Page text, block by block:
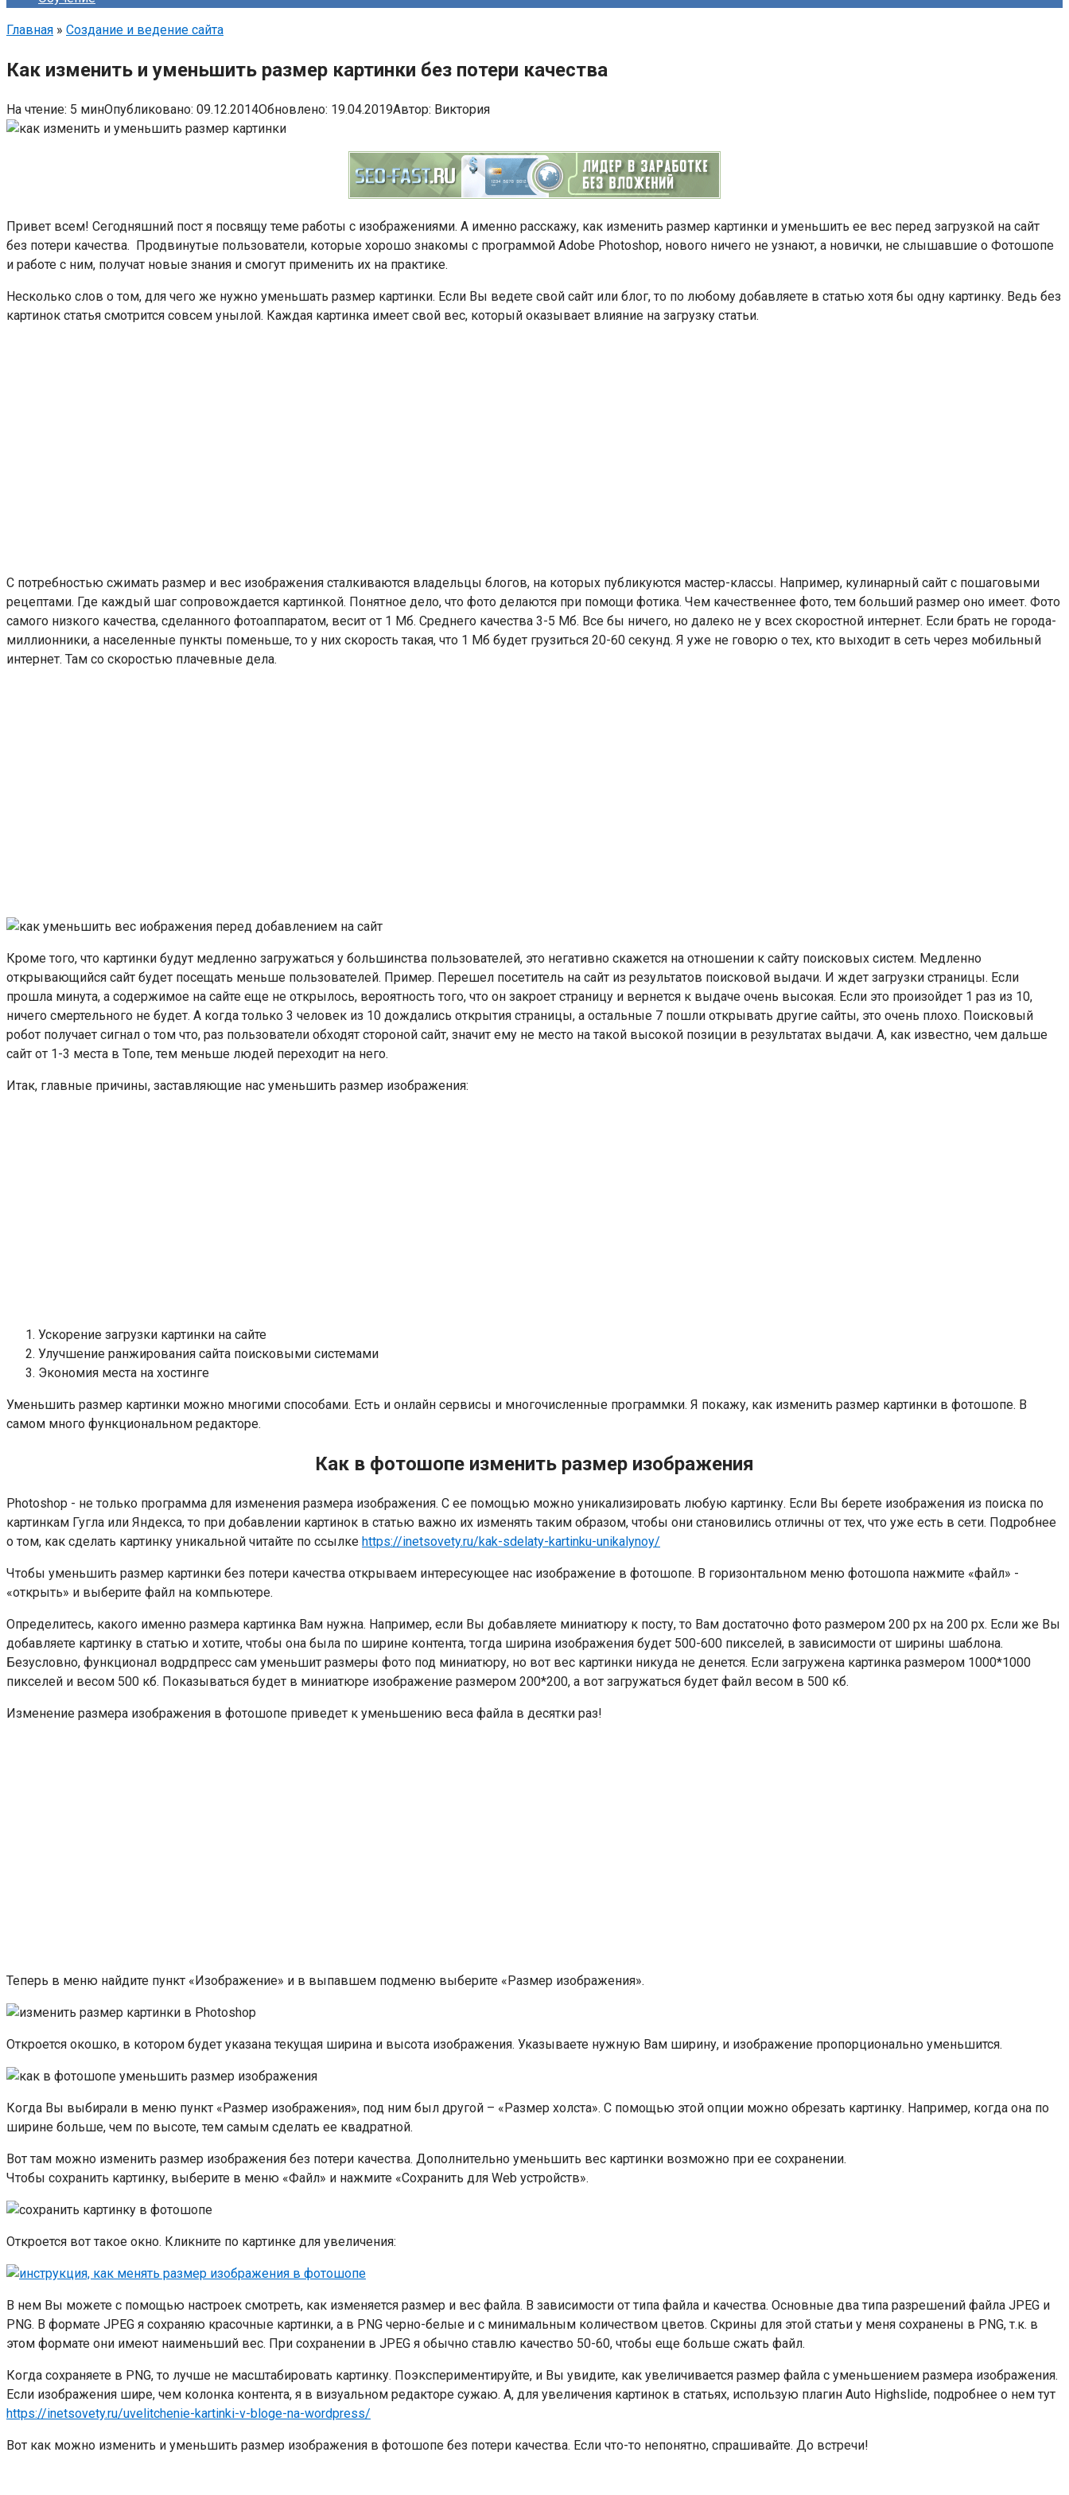
Главная » Создание и ведение сайта
Как изменить и уменьшить размер картинки без потери качества
На чтение: 5 минОпубликовано: 09.12.2014Обновлено: 19.04.2019Автор: Виктория
Привет всем! Сегодняшний пост я посвящу теме работы с изображениями. А именно расскажу, как изменить размер картинки и уменьшить ее вес перед загрузкой на сайт
без потери качества. Продвинутые пользователи, которые хорошо знакомы с программой Adobe Photoshop, нового ничего не узнают, а новички, не слышавшие о Фотошопе
и работе с ним, получат новые знания и смогут применить их на практике.
Несколько слов о том, для чего же нужно уменьшать размер картинки. Если Вы ведете свой сайт или блог, то по любому добавляете в статью хотя бы одну картинку. Ведь без
картинок статья смотрится совсем унылой. Каждая картинка имеет свой вес, который оказывает влияние на загрузку статьи.
С потребностью сжимать размер и вес изображения сталкиваются владельцы блогов, на которых публикуются мастер-классы. Например, кулинарный сайт с пошаговыми
рецептами. Где каждый шаг сопровождается картинкой. Понятное дело, что фото делаются при помощи фотика. Чем качественнее фото, тем больший размер оно имеет. Фото
самого низкого качества, сделанного фотоаппаратом, весит от 1 Мб. Среднего качества 3-5 Мб. Все бы ничего, но далеко не у всех скоростной интернет. Если брать не города-
миллионники, а населенные пункты поменьше, то у них скорость такая, что 1 Мб будет грузиться 20-60 секунд. Я уже не говорю о тех, кто выходит в сеть через мобильный
интернет. Там со скоростью плачевные дела.
Кроме того, что картинки будут медленно загружаться у большинства пользователей, это негативно скажется на отношении к сайту поисковых систем. Медленно
открывающийся сайт будет посещать меньше пользователей. Пример. Перешел посетитель на сайт из результатов поисковой выдачи. И ждет загрузки страницы. Если
прошла минута, а содержимое на сайте еще не открылось, вероятность того, что он закроет страницу и вернется к выдаче очень высокая. Если это произойдет 1 раз из 10,
ничего смертельного не будет. А когда только 3 человек из 10 дождались открытия страницы, а остальные 7 пошли открывать другие сайты, это очень плохо. Поисковый
робот получает сигнал о том что, раз пользователи обходят стороной сайт, значит ему не место на такой высокой позиции в результатах выдачи. А, как известно, чем дальше
сайт от 1-3 места в Топе, тем меньше людей переходит на него.
Итак, главные причины, заставляющие нас уменьшить размер изображения:
Ускорение загрузки картинки на сайте
Улучшение ранжирования сайта поисковыми системами
Экономия места на хостинге
Уменьшить размер картинки можно многими способами. Есть и онлайн сервисы и многочисленные программки. Я покажу, как изменить размер картинки в фотошопе. В
самом много функциональном редакторе.
Как в фотошопе изменить размер изображения
Photoshop - не только программа для изменения размера изображения. С ее помощью можно уникализировать любую картинку. Если Вы берете изображения из поиска по
картинкам Гугла или Яндекса, то при добавлении картинок в статью важно их изменять таким образом, чтобы они становились отличны от тех, что уже есть в сети. Подробнее
о том, как сделать картинку уникальной читайте по ссылке https://inetsovety.ru/kak-sdelaty-kartinku-unikalynoy/
Чтобы уменьшить размер картинки без потери качества открываем интересующее нас изображение в фотошопе. В горизонтальном меню фотошопа нажмите «файл» -
«открыть» и выберите файл на компьютере.
Определитесь, какого именно размера картинка Вам нужна. Например, если Вы добавляете миниатюру к посту, то Вам достаточно фото размером 200 px на 200 px. Если же Вы
добавляете картинку в статью и хотите, чтобы она была по ширине контента, тогда ширина изображения будет 500-600 пикселей, в зависимости от ширины шаблона.
Безусловно, функционал водрдпресс сам уменьшит размеры фото под миниатюру, но вот вес картинки никуда не денется. Если загружена картинка размером 1000*1000
пикселей и весом 500 кб. Показываться будет в миниатюре изображение размером 200*200, а вот загружаться будет файл весом в 500 кб.
Изменение размера изображения в фотошопе приведет к уменьшению веса файла в десятки раз!
Теперь в меню найдите пункт «Изображение» и в выпавшем подменю выберите «Размер изображения».
Откроется окошко, в котором будет указана текущая ширина и высота изображения. Указываете нужную Вам ширину, и изображение пропорционально уменьшится.
Когда Вы выбирали в меню пункт «Размер изображения», под ним был другой – «Размер холста». С помощью этой опции можно обрезать картинку. Например, когда она по
ширине больше, чем по высоте, тем самым сделать ее квадратной.
Вот там можно изменить размер изображения без потери качества. Дополнительно уменьшить вес картинки возможно при ее сохранении.
Чтобы сохранить картинку, выберите в меню «Файл» и нажмите «Сохранить для Web устройств».
Откроется вот такое окно. Кликните по картинке для увеличения:
В нем Вы можете с помощью настроек смотреть, как изменяется размер и вес файла. В зависимости от типа файла и качества. Основные два типа разрешений файла JPEG и
PNG. В формате JPEG я сохраняю красочные картинки, а в PNG черно-белые и с минимальным количеством цветов. Скрины для этой статьи у меня сохранены в PNG, т.к. в
этом формате они имеют наименьший вес. При сохранении в JPEG я обычно ставлю качество 50-60, чтобы еще больше сжать файл.
Когда сохраняете в PNG, то лучше не масштабировать картинку. Поэкспериментируйте, и Вы увидите, как увеличивается размер файла с уменьшением размера изображения.
Если изображения шире, чем колонка контента, я в визуальном редакторе сужаю. А, для увеличения картинок в статьях, использую плагин Auto Highslide, подробнее о нем тут
https://inetsovety.ru/uvelitchenie-kartinki-v-bloge-na-wordpress/
Вот как можно изменить и уменьшить размер изображения в фотошопе без потери качества. Если что-то непонятно, спрашивайте. До встречи!